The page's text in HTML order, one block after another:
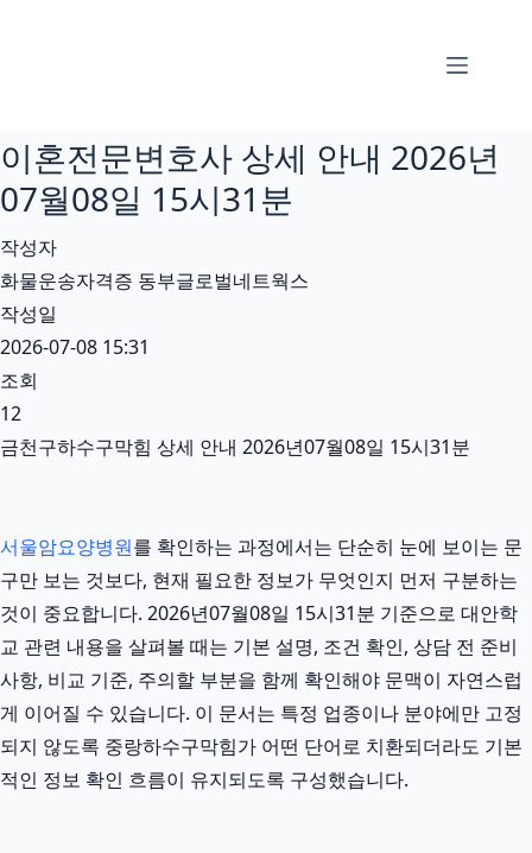
건
너
뛰
기
이혼전문변호사 상세 안내 2026년
07월08일 15시31분
작성자
화물운송자격증 동부글로벌네트웍스
작성일
2026-07-08 15:31
조회
12
금천구하수구막힘 상세 안내 2026년07월08일 15시31분
서울암요양병원를 확인하는 과정에서는 단순히 눈에 보이는 문
구만 보는 것보다, 현재 필요한 정보가 무엇인지 먼저 구분하는
것이 중요합니다. 2026년07월08일 15시31분 기준으로 대안학
교 관련 내용을 살펴볼 때는 기본 설명, 조건 확인, 상담 전 준비
사항, 비교 기준, 주의할 부분을 함께 확인해야 문맥이 자연스럽
게 이어질 수 있습니다. 이 문서는 특정 업종이나 분야에만 고정
되지 않도록 중랑하수구막힘가 어떤 단어로 치환되더라도 기본
적인 정보 확인 흐름이 유지되도록 구성했습니다.